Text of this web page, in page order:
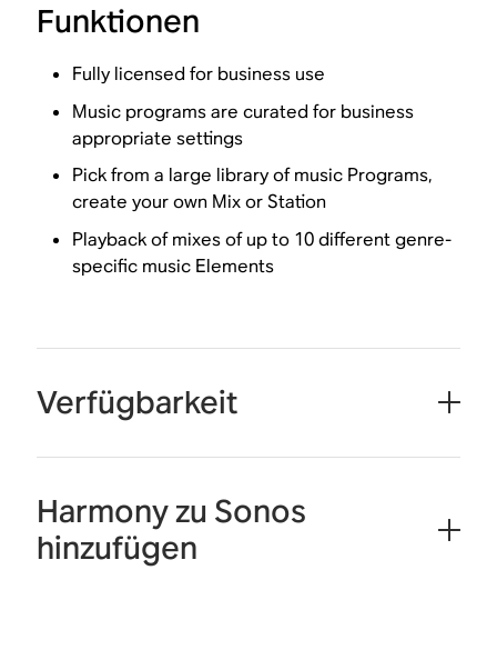
Funktionen
Fully licensed for business use
Music programs are curated for business
appropriate settings
Pick from a large library of music Programs,
create your own Mix or Station
Playback of mixes of up to 10 different genre-
specific music Elements
Verfügbarkeit
Harmony zu Sonos
hinzufügen